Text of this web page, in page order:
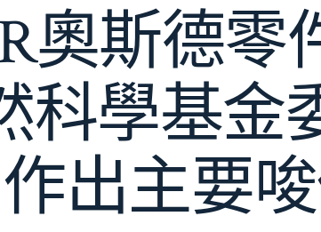
奧斯德
科學基金
作出主要